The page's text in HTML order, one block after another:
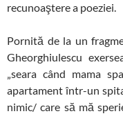
recunoaştere a poeziei.
Pornită de la un
Gheorghiulescu
„seara când mama
apartament într-un
nimic/ care să mă